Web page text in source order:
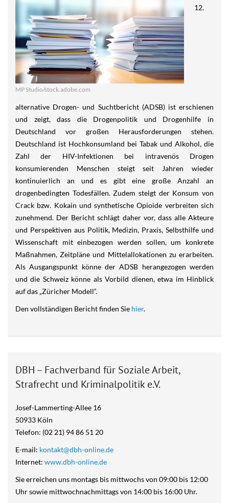
MP Studio/stock.adobe.com
12.
alternative Drogen- und Suchtbericht (ADSB) ist erschienen
und zeigt, dass die Drogenpolitik und Drogenhilfe in
Deutschland vor großen Herausforderungen stehen.
Deutschland ist Hochkonsumland bei Tabak und Alkohol, die
Zahl der HIV-Infektionen bei intravenös Drogen
konsumierenden Menschen steigt seit Jahren wieder
kontinuierlich an und es gibt eine große Anzahl an
drogenbedingten Todesfällen. Zudem steigt der Konsum von
Crack bzw. Kokain und synthetische Opioide verbreiten sich
zunehmend. Der Bericht schlägt daher vor, dass alle Akteure
und Perspektiven aus Politik, Medizin, Praxis, Selbsthilfe und
Wissenschaft mit einbezogen werden sollen, um konkrete
Maßnahmen, Zeitpläne und Mittelallokationen zu erarbeiten.
Als Ausgangspunkt könne der ADSB herangezogen werden
und die Schweiz könne als Vorbild dienen, etwa im Hinblick
auf das „Züricher Modell“.
Den vollständigen Bericht finden Sie hier.
DBH – Fachverband für Soziale Arbeit,
Strafrecht und Kriminalpolitik e.V.
Josef-Lammerting-Allee 16
50933 Köln
Telefon: (02 21) 94 86 51 20
E-mail: kontakt@dbh-online.de
Internet: www.dbh-online.de
Sie erreichen uns montags bis mittwochs von 09:00 bis 12:00
Uhr sowie mittwochnachmittags von 14:00 bis 16:00 Uhr.